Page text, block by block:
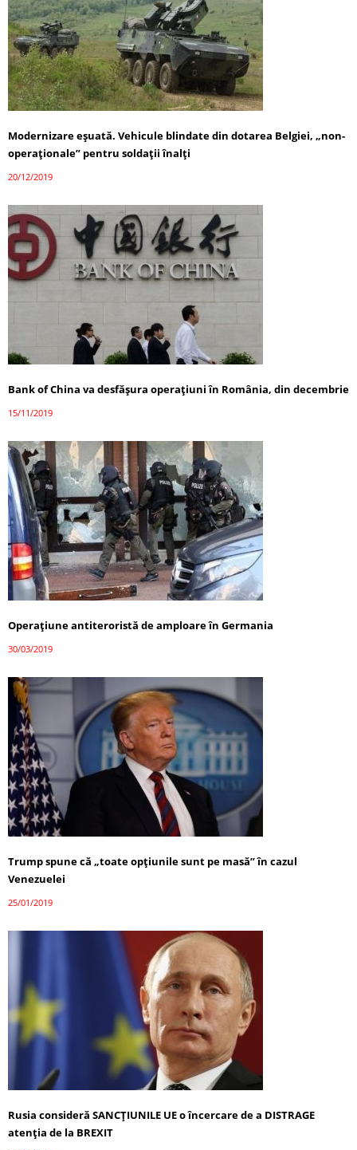
Modernizare eşuată. Vehicule blindate din dotarea Belgiei, „non-
operaționale” pentru soldaţii înalţi
20/12/2019
Bank of China va desfăşura operaţiuni în România, din decembrie
15/11/2019
Operaţiune antiteroristă de amploare în Germania
30/03/2019
Trump spune că „toate opţiunile sunt pe masă” în cazul
Venezuelei
25/01/2019
Rusia consideră SANCȚIUNILE UE o încercare de a DISTRAGE
atenția de la BREXIT